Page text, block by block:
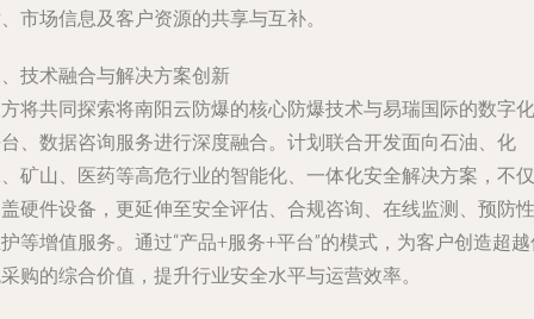
市场信息及客户资源的共享与互补。
技术融合与解决方案创新
将共同探索将南阳云防爆的核心防爆技术与易瑞国际的数字化
、数据咨询服务进行深度融合。计划联合开发面向石油、化
矿山、医药等高危行业的智能化、一体化安全解决方案，不仅
硬件设备，更延伸至安全评估、合规咨询、在线监测、预防性
等增值服务。通过“产品+服务+平台”的模式，为客户创造超
购的综合价值，提升行业安全水平与运营效率。